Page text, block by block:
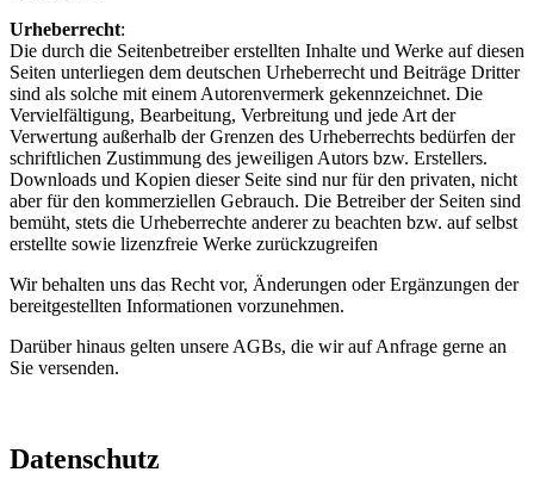
Urheberrecht:
Die durch die Seitenbetreiber erstellten Inhalte und Werke auf diesen
Seiten unterliegen dem deutschen Urheberrecht und Beiträge Dritter
sind als solche mit einem Autorenvermerk gekennzeichnet. Die
Vervielfältigung, Bearbeitung, Verbreitung und jede Art der
Verwertung außerhalb der Grenzen des Urheberrechts bedürfen der
schriftlichen Zustimmung des jeweiligen Autors bzw. Erstellers.
Downloads und Kopien dieser Seite sind nur für den privaten, nicht
aber für den kommerziellen Gebrauch. Die Betreiber der Seiten sind
bemüht, stets die Urheberrechte anderer zu beachten bzw. auf selbst
erstellte sowie lizenzfreie Werke zurückzugreifen
Wir behalten uns das Recht vor, Änderungen oder Ergänzungen der
bereitgestellten Informationen vorzunehmen.
Darüber hinaus gelten unsere AGBs, die wir auf Anfrage gerne an
Sie versenden.
Datenschutz